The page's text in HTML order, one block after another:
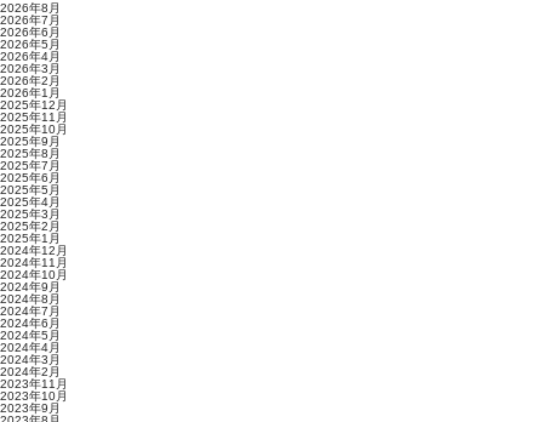
2026年8月
2026年7月
2026年6月
2026年5月
2026年4月
2026年3月
2026年2月
2026年1月
2025年12月
2025年11月
2025年10月
2025年9月
2025年8月
2025年7月
2025年6月
2025年5月
2025年4月
2025年3月
2025年2月
2025年1月
2024年12月
2024年11月
2024年10月
2024年9月
2024年8月
2024年7月
2024年6月
2024年5月
2024年4月
2024年3月
2024年2月
2023年11月
2023年10月
2023年9月